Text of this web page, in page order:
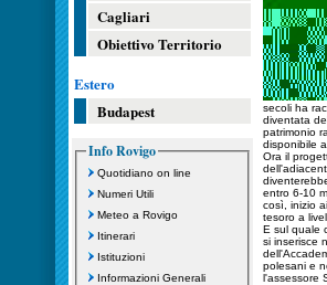
Cagliari
Obiettivo Territorio
Estero
Budapest
Info Rovigo
Quotidiano on line
Numeri Utili
Meteo a Rovigo
Itinerari
Istituzioni
Informazioni Generali
secoli ha
diventata
patrimonio
disponibile
Ora il
entro 6-10
così, inizio
tesoro a
E sul quale
si inserisce
polesani e
l'assessore